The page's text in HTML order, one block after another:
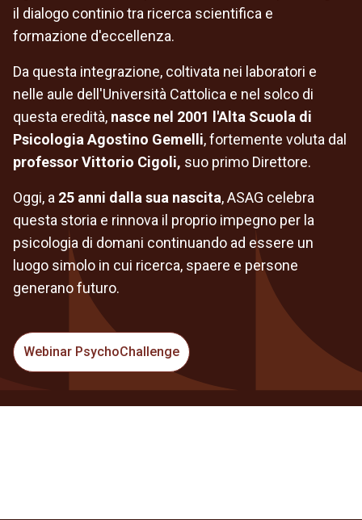
il dialogo continio tra ricerca scientifica e
formazione d'eccellenza.
Da questa integrazione, coltivata nei laboratori e
nelle aule dell'Università Cattolica e nel solco di
questa eredità, nasce nel 2001 l'Alta Scuola di
Psicologia Agostino Gemelli, fortemente voluta dal
professor Vittorio Cigoli, suo primo Direttore.
Oggi, a 25 anni dalla sua nascita, ASAG celebra
questa storia e rinnova il proprio impegno per la
psicologia di domani continuando ad essere un
luogo simolo in cui ricerca, spaere e persone
generano futuro.
Webinar PsychoChallenge